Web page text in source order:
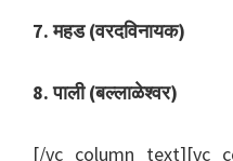
7. महड (वरदविनायक)
8. पाली (बल्लाळेश्वर)
[/